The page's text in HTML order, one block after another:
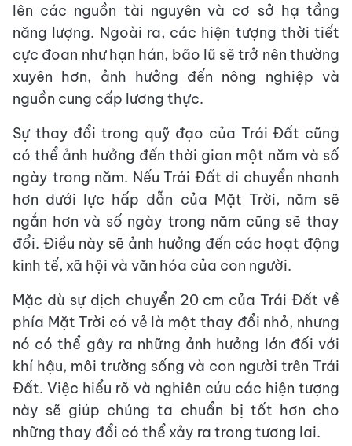
lên các nguồn tài nguyên và cơ sở hạ tầng
năng lượng. Ngoài ra, các hiện tượng thời tiết
cực đoan như hạn hán, bão lũ sẽ trở nên thường
xuyên hơn, ảnh hưởng đến nông nghiệp và
nguồn cung cấp lương thực.
Sự thay đổi trong quỹ đạo của Trái Đất cũng
có thể ảnh hưởng đến thời gian một năm và số
ngày trong năm. Nếu Trái Đất di chuyển nhanh
hơn dưới lực hấp dẫn của Mặt Trời, năm sẽ
ngắn hơn và số ngày trong năm cũng sẽ thay
đổi. Điều này sẽ ảnh hưởng đến các hoạt động
kinh tế, xã hội và văn hóa của con người.
Mặc dù sự dịch chuyển 20 cm của Trái Đất về
phía Mặt Trời có vẻ là một thay đổi nhỏ, nhưng
nó có thể gây ra những ảnh hưởng lớn đối với
khí hậu, môi trường sống và con người trên Trái
Đất. Việc hiểu rõ và nghiên cứu các hiện tượng
này sẽ giúp chúng ta chuẩn bị tốt hơn cho
những thay đổi có thể xảy ra trong tương lai.